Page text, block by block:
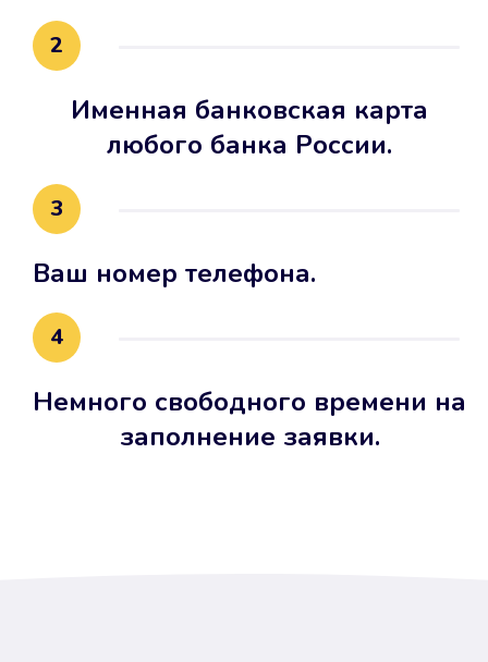
2
Именная банковская карта
любого банка России.
3
Ваш номер телефона.
4
Немного свободного времени на
заполнение заявки.